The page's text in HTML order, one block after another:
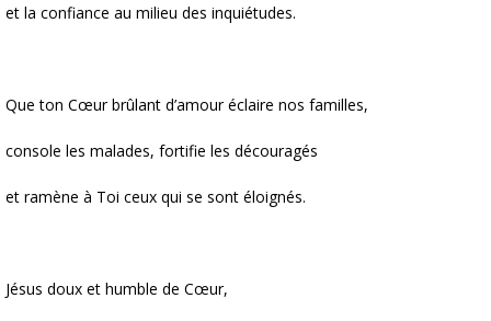
et la confiance au milieu des inquiétudes.
Que ton Cœur brûlant d’amour éclaire nos familles,
console les malades, fortifie les découragés
et ramène à Toi ceux qui se sont éloignés.
Jésus doux et humble de Cœur,